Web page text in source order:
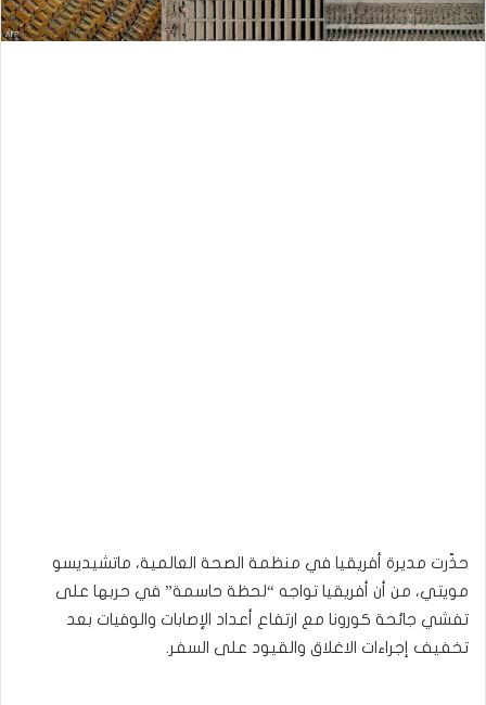
حذّرت مديرة أفريقيا في منظمة الصحة العالمية، ماتشيديسو
مويتي، من أن أفريقيا تواجه “لحظة حاسمة” في حربها على
تفشي جائحة كورونا مع ارتفاع أعداد الإصابات والوفيات بعد
تخفيف إجراءات الاغلاق والقيود على السفر.